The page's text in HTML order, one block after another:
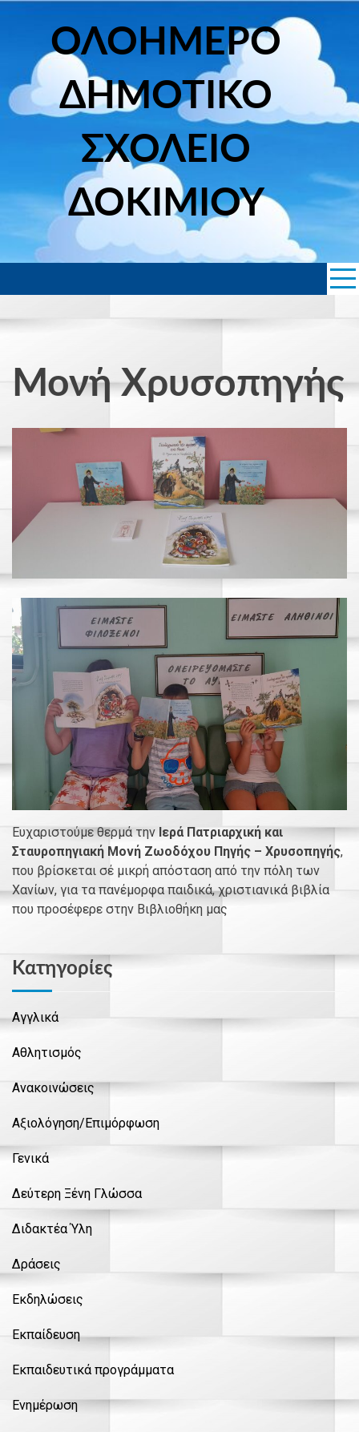
Skip
ΟΛΟΗΜΕΡΟ
ΔΗΜΟΤΙΚΟ
ΣΧΟΛΕΙΟ
ΔΟΚΙΜΙΟΥ
Μονή Χρυσοπηγής
Ευχαριστούμε θερμά την Ιερά Πατριαρχική και
Σταυροπηγιακή Μονή Ζωοδόχου Πηγής – Χρυσοπηγής,
που βρίσκεται σέ μικρή απόσταση από την πόλη των
Χανίων, για τα πανέμορφα παιδικά, χριστιανικά βιβλία
που προσέφερε στην Βιβλιοθήκη μας
Kατηγορίες
Αγγλικά
Αθλητισμός
Ανακοινώσεις
Αξιολόγηση/Επιμόρφωση
Γενικά
Δεύτερη Ξένη Γλώσσα
Διδακτέα Ύλη
Δράσεις
Εκδηλώσεις
Εκπαίδευση
Εκπαιδευτικά προγράμματα
Ενημέρωση